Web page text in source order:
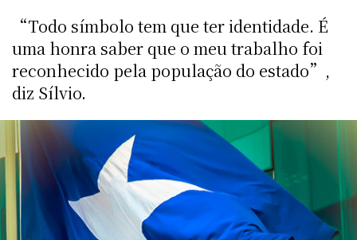
“Todo símbolo tem que ter identidade. É
uma honra saber que o meu trabalho foi
reconhecido pela população do estado”,
diz Sílvio.